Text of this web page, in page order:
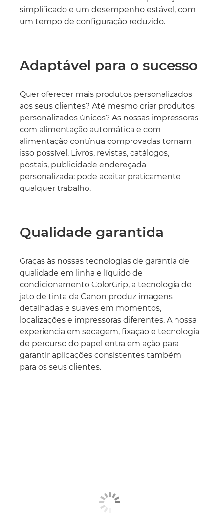
simplificado e um desempenho estável, com
um tempo de configuração reduzido.
Adaptável para o sucesso
Quer oferecer mais produtos personalizados
aos seus clientes? Até mesmo criar produtos
personalizados únicos? As nossas impressoras
com alimentação automática e com
alimentação contínua comprovadas tornam
isso possível. Livros, revistas, catálogos,
postais, publicidade endereçada
personalizada: pode aceitar praticamente
qualquer trabalho.
Qualidade garantida
Graças às nossas tecnologias de garantia de
qualidade em linha e líquido de
condicionamento ColorGrip, a tecnologia de
jato de tinta da Canon produz imagens
detalhadas e suaves em momentos,
localizações e impressoras diferentes. A nossa
experiência em secagem, fixação e tecnologia
de percurso do papel entra em ação para
garantir aplicações consistentes também
para os seus clientes.